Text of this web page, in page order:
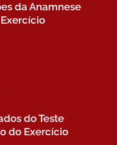
da Anamnese
do Teste
do Exercício